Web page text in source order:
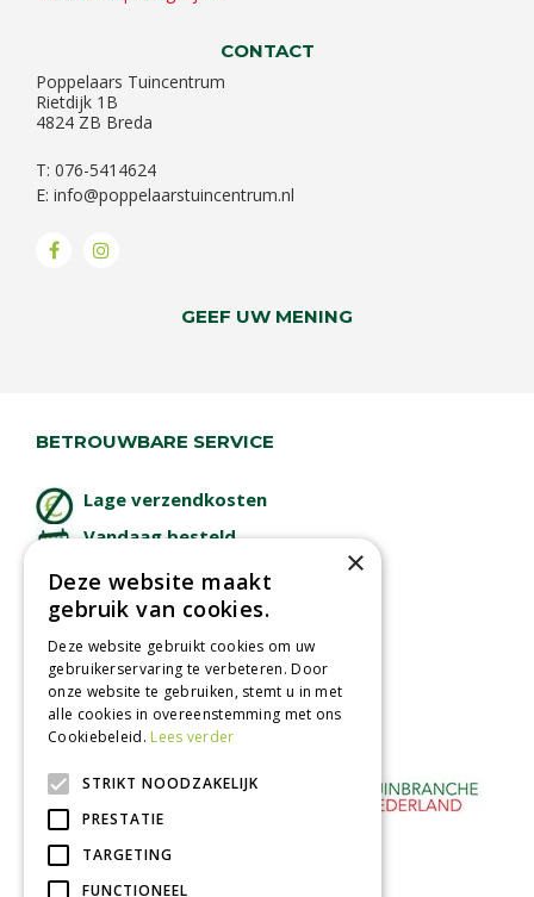
CONTACT
Poppelaars Tuincentrum
Rietdijk 1B
4824 ZB Breda
T: 076-5414624
E: info@poppelaarstuincentrum.nl
GEEF UW MENING
BETROUWBARE SERVICE
Lage verzendkosten
Vandaag besteld
Afhalen in tuincentrum
Betaal veilig
met iDeal - Wero
×
Deze website maakt
gebruik van cookies.
Deze website gebruikt cookies om uw
gebruikerservaring te verbeteren. Door
onze website te gebruiken, stemt u in met
alle cookies in overeenstemming met ons
Cookiebeleid. Lees verder
STRIKT NOODZAKELIJK
PRESTATIE
TARGETING
FUNCTIONEEL